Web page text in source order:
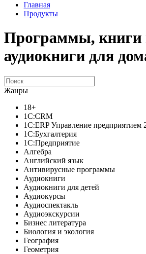
Главная
Продукты
Программы, книги
аудиокниги для
Жанры
18+
1C:CRM
1С:ERP Управление предприятием
1С:Бухгалтерия
1С:Предприятие
Алгебра
Английский язык
Антивирусные программы
Аудиокниги
Аудиокниги для детей
Аудиокурсы
Аудиоспектакль
Аудиоэкскурсии
Бизнес литература
Биология и экология
География
Геометрия